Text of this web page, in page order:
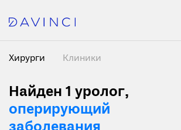
Хирурги Клиники
Найден 1 уролог,
оперирующий